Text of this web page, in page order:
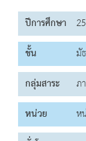
ปีการศึกษา
ชั้น
มั
กลุ่มสาระ
ภ
หน่วย
ห